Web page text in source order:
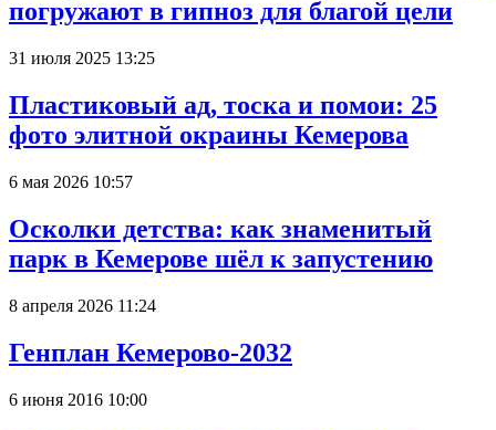
погружают в гипноз для благой цели
31 июля 2025 13:25
Пластиковый ад, тоска и помои: 25
фото элитной окраины Кемерова
6 мая 2026 10:57
Осколки детства: как знаменитый
парк в Кемерове шёл к запустению
8 апреля 2026 11:24
Генплан Кемерово-2032
6 июня 2016 10:00